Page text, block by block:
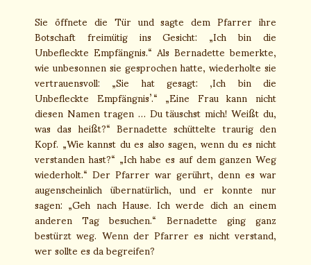
Sie öffnete die Tür und sagte dem Pfarrer ihre
Botschaft freimütig ins Gesicht: „Ich bin die
Unbefleckte Empfängnis.“ Als Bernadette bemerkte,
wie unbesonnen sie gesprochen hatte, wiederholte sie
vertrauensvoll: „Sie hat gesagt: ‚Ich bin die
Unbefleckte Empfängnis’.“ „Eine Frau kann nicht
diesen Namen tragen … Du täuschst mich! Weißt du,
was das heißt?“ Bernadette schüttelte traurig den
Kopf. „Wie kannst du es also sagen, wenn du es nicht
verstanden hast?“ „Ich habe es auf dem ganzen Weg
wiederholt.“ Der Pfarrer war gerührt, denn es war
augenscheinlich übernatürlich, und er konnte nur
sagen: „Geh nach Hause. Ich werde dich an einem
anderen Tag besuchen.“ Bernadette ging ganz
bestürzt weg. Wenn der Pfarrer es nicht verstand,
wer sollte es da begreifen?